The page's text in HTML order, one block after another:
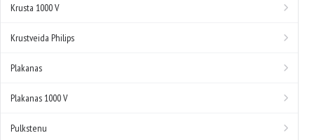
Krusta 1000 V
Krustveida Philips
Plakanas
Plakanas 1000 V
Pulkstenu